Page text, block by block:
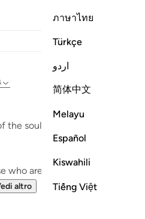
ภาษาไทย
Türkçe
اردو
简体中文
Melayu
Español
Kiswahili
Tiếng Việt
the soul that has turned its
who are drawn close to God, he
altro